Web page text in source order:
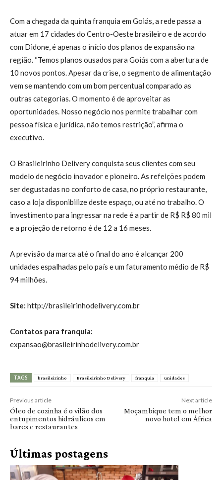
Com a chegada da quinta franquia em Goiás, a rede passa a
atuar em 17 cidades do Centro-Oeste brasileiro e de acordo
com Didone, é apenas o início dos planos de expansão na
região. “Temos planos ousados para Goiás com a abertura de
10 novos pontos. Apesar da crise, o segmento de alimentação
vem se mantendo com um bom percentual comparado as
outras categorias. O momento é de aproveitar as
oportunidades. Nosso negócio nos permite trabalhar com
pessoa física e jurídica, não temos restrição”, afirma o
executivo.
O Brasileirinho Delivery conquista seus clientes com seu
modelo de negócio inovador e pioneiro. As refeições podem
ser degustadas no conforto de casa, no próprio restaurante,
caso a loja disponibilize deste espaço, ou até no trabalho. O
investimento para ingressar na rede é a partir de R$ R$ 80 mil
e a projeção de retorno é de 12 a 16 meses.
A previsão da marca até o final do ano é alcançar 200
unidades espalhadas pelo país e um faturamento médio de R$
94 milhões.
Site: http://brasileirinhodelivery.com.br
Contatos para franquia:
expansao@brasileirinhodelivery.com.br
TAGS brasileirinho Brasileirinho Delivery franquia unidades
Previous article
Óleo de cozinha é o vilão dos
entupimentos hidráulicos em
bares e restaurantes
Next article
Moçambique tem o melhor
novo hotel em África
Últimas postagens